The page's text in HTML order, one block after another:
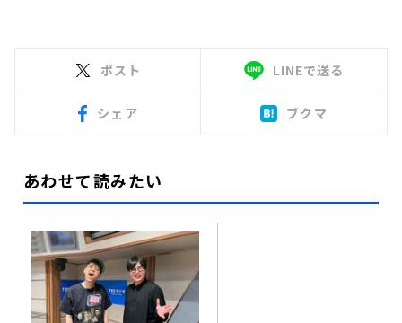
ポスト LINEで送る
シェア ブクマ
あわせて読みたい